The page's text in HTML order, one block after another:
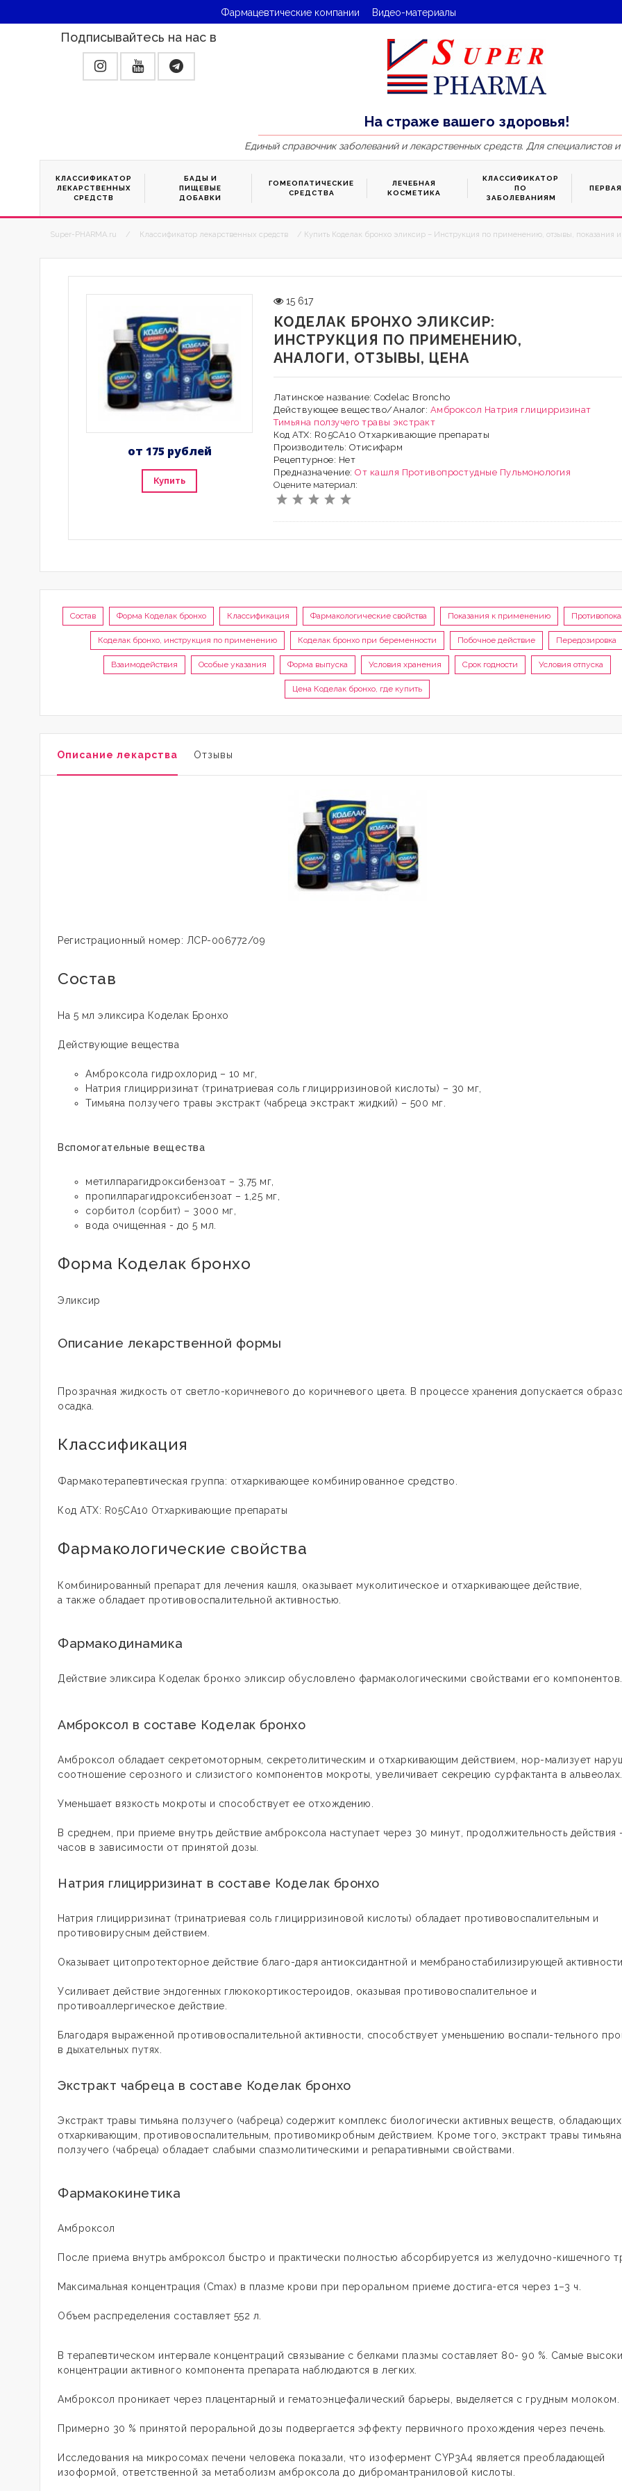
Фармацевтические компании Видео-материалы
Подписывайтесь на нас в
На страже вашего здоровья!
Единый справочник заболеваний и лекарственных средств. Для специалистов
КЛАССИФИКАТОР
ЛЕКАРСТВЕННЫХ
СРЕДСТВ
БАДЫ И
ПИЩЕВЫЕ
ДОБАВКИ
ГОМЕОПАТИЧЕСКИЕ
СРЕДСТВА
ЛЕЧЕБНАЯ
КОСМЕТИКА
КЛАССИФИКАТОР
ПО
ЗАБОЛЕВАНИЯМ
Super-PHARMA.ru / Классификатор лекарственных средств / Купить Коделак бронхо эликсир – Инструкция по применению, отзывы, показания и
от 175 рублей
Купить
15 617
КОДЕЛАК БРОНХО ЭЛИКСИР:
ИНСТРУКЦИЯ ПО ПРИМЕНЕНИЮ,
АНАЛОГИ, ОТЗЫВЫ, ЦЕНА
Латинское название: Codelac Broncho
Действующее вещество/Аналог: Амброксол Натрия глицирризинат
Тимьяна ползучего травы экстракт
Код АТХ: R05CА10 Отхаркивающие препараты
Производитель: Отисифарм
Рецептурное: Нет
Предназначение:От кашля Противопростудные Пульмонология
Оцените материал:
Состав Форма Коделак бронхо Классификация Фармакологические свойства Показания к применению
Коделак бронхо, инструкция по применению Коделак бронхо при беременности Побочное действие Передозировка
Взаимодействия Особые указания Форма выпуска Условия хранения Срок годности Условия отпуска
Цена Коделак бронхо, где купить
Описание лекарства Отзывы
Регистрационный номер: ЛСР-006772/09
Состав
На 5 мл эликсира Коделак Бронхо
Действующие вещества
Амброксола гидрохлорид – 10 мг,
Натрия глицирризинат (тринатриевая соль глицирризиновой кислоты) – 30 мг,
Тимьяна ползучего травы экстракт (чабреца экстракт жидкий) – 500 мг.
Вспомогательные вещества
метилпарагидроксибензоат – 3,75 мг,
пропилпарагидроксибензоат – 1,25 мг,
сорбитол (сорбит) – 3000 мг,
вода очищенная - до 5 мл.
Форма Коделак бронхо
Эликсир
Описание лекарственной формы
Прозрачная жидкость от светло-коричневого до коричневого цвета. В процессе хранения допускается
осадка.
Классификация
Фармакотерапевтическая группа: отхаркивающее комбинированное средство.
Код АТХ: R05CА10 Отхаркивающие препараты
Фармакологические свойства
Комбинированный препарат для лечения кашля, оказывает муколитическое и отхаркивающее действие,
а также обладает противовоспалительной активностью.
Фармакодинамика
Действие эликсира Коделак бронхо эликсир обусловлено фармакологическими свойствами его компонентов.
Амброксол в составе Коделак бронхо
Амброксол обладает секретомоторным, секретолитическим и отхаркивающим действием, нор-мализует
соотношение серозного и слизистого компонентов мокроты, увеличивает секрецию сурфактанта в альвеолах.
Уменьшает вязкость мокроты и способствует ее отхождению.
В среднем, при приеме внутрь действие амброксола наступает через 30 минут, продолжительность действия
часов в зависимости от принятой дозы.
Натрия глицирризинат в составе Коделак бронхо
Натрия глицирризинат (тринатриевая соль глицирризиновой кислоты) обладает противовоспалительным и
противовирусным действием.
Оказывает цитопротекторное действие благо-даря антиоксидантной и мембраностабилизирующей
Усиливает действие эндогенных глюкокортикостероидов, оказывая противовоспалительное и
противоаллергическое действие.
Благодаря выраженной противовоспалительной активности, способствует уменьшению воспали-тельного
в дыхательных путях.
Экстракт чабреца в составе Коделак бронхо
Экстракт травы тимьяна ползучего (чабреца) содержит комплекс биологически активных веществ, обладающих
отхаркивающим, противовоспалительным, противомикробным действием. Кроме того, экстракт травы тимьяна
ползучего (чабреца) обладает слабыми спазмолитическими и репаративными свойствами.
Фармакокинетика
Амброксол
После приема внутрь амброксол быстро и практически полностью абсорбируется из желудочно-кишечного
Максимальная концентрация (Сmax) в плазме крови при пероральном приеме достига-ется через 1–3 ч.
Объем распределения составляет 552 л.
В терапевтическом интервале концентраций связывание с белками плазмы составляет 80- 90 %. Самые
концентрации активного компонента препарата наблюдаются в легких.
Амброксол проникает через плацентарный и гематоэнцефалический барьеры, выделяется с грудным молоком.
Примерно 30 % принятой пероральной дозы подвергается эффекту первичного прохождения через печень.
Исследования на микросомах печени человека показали, что изофермент CYP3A4 является преобладающей
изоформой, ответственной за метаболизм амброксола до дибромантраниловой кислоты.